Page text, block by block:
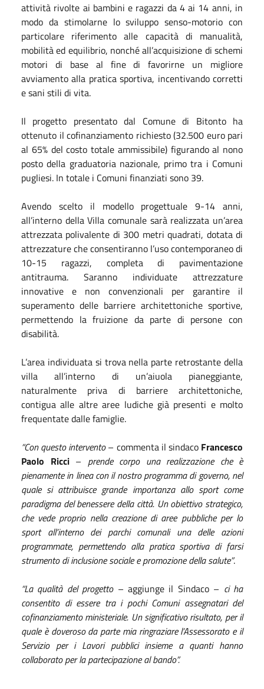
attività rivolte ai bambini e ragazzi da 4 ai 14 anni, in
modo da stimolarne lo sviluppo senso-motorio con
particolare riferimento alle capacità di manualità,
mobilità ed equilibrio, nonché all’acquisizione di schemi
motori di base al fine di favorirne un migliore
avviamento alla pratica sportiva, incentivando corretti
e sani stili di vita.
Il progetto presentato dal Comune di Bitonto ha
ottenuto il cofinanziamento richiesto (32.500 euro pari
al 65% del costo totale ammissibile) figurando al nono
posto della graduatoria nazionale, primo tra i Comuni
pugliesi. In totale i Comuni finanziati sono 39.
Avendo scelto il modello progettuale 9-14 anni,
all’interno della Villa comunale sarà realizzata un’area
attrezzata polivalente di 300 metri quadrati, dotata di
attrezzature che consentiranno l’uso contemporaneo di
10-15 ragazzi, completa di pavimentazione
antitrauma. Saranno individuate attrezzature
innovative e non convenzionali per garantire il
superamento delle barriere architettoniche sportive,
permettendo la fruizione da parte di persone con
disabilità.
L’area individuata si trova nella parte retrostante della
villa all’interno di un’aiuola pianeggiante,
naturalmente priva di barriere architettoniche,
contigua alle altre aree ludiche già presenti e molto
frequentate dalle famiglie.
“Con questo intervento– commenta il sindaco Francesco
Paolo Ricci – prende corpo una realizzazione che è
pienamente in linea con il nostro programma di governo, nel
quale si attribuisce grande importanza allo sport come
paradigma del benessere della città. Un obiettivo strategico,
che vede proprio nella creazione di aree pubbliche per lo
sport all’interno dei parchi comunali una delle azioni
programmate, permettendo alla pratica sportiva di farsi
strumento di inclusione sociale e promozione della salute”.
“La qualità del progetto– aggiunge il Sindaco – ci ha
consentito di essere tra i pochi Comuni assegnatari del
cofinanziamento ministeriale. Un significativo risultato, per il
quale è doveroso da parte mia ringraziare l’Assessorato e il
Servizio per i Lavori pubblici insieme a quanti hanno
collaborato per la partecipazione al bando”.